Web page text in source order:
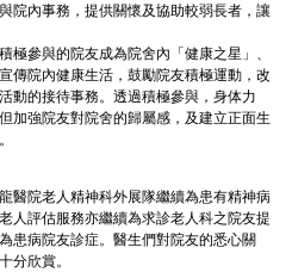
院內事務，提供關懷及協助較弱長者，讓
極參與的院友成為院舍內「健康之星」、
傳院內健康生活，鼓勵院友積極運動，改
動的接待事務。透過積極參與，身体力
加強院友對院舍的歸屬感，及建立正面生
醫院老人精神科外展隊繼續為患有精神病
人評估服務亦繼續為求診老人科之院友提
患病院友診症。醫生們對院友的悉心關
分欣賞。